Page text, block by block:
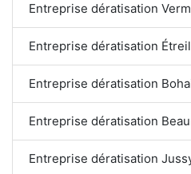
Entreprise dératisation
Entreprise dératisation
Entreprise dératisation
Entreprise dératisation
Entreprise dératisation